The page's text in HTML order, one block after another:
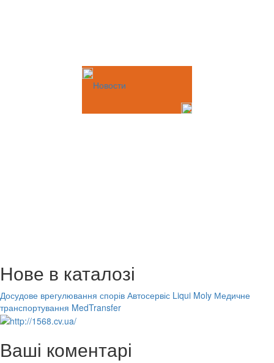
Новости
Нове в каталозі
Досудове врегулювання спорів Автосервіс Liqui Moly Медичне
транспортування MedTransfer
Ваші коментарі